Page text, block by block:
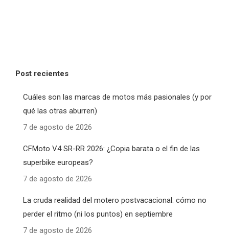
Post recientes
Cuáles son las marcas de motos más pasionales (y por
qué las otras aburren)
7 de agosto de 2026
CFMoto V4 SR-RR 2026: ¿Copia barata o el fin de las
superbike europeas?
7 de agosto de 2026
La cruda realidad del motero postvacacional: cómo no
perder el ritmo (ni los puntos) en septiembre
7 de agosto de 2026